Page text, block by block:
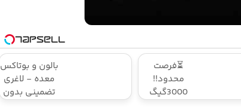
⏳فرصت
محدود!!
3000گیگ
بالون و بوتاکس
معده - لاغری
تضمینی بدون